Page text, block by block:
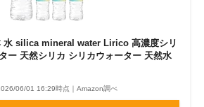
水 silica mineral water Lirico 高濃度シリ
ー 天然シリカ シリカウォーター 天然水
06/01 16:29時点｜Amazon調べ